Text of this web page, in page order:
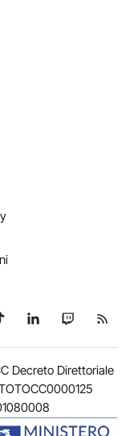
Telegram
su TikTok
Seguici su
Seguici
Decreto Direttoriale